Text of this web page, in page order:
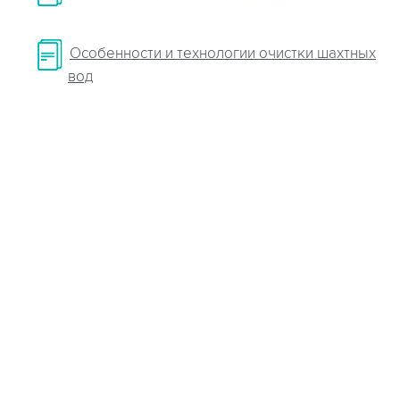
Особенности и технологии очистки шахтных
вод